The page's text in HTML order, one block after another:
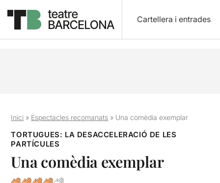
Cartellera i entrades
Inici » Espectacles recomanats » Una comèdia exemplar
TORTUGUES: LA DESACCELERACIÓ DE LES
PARTÍCULES
Una comèdia exemplar